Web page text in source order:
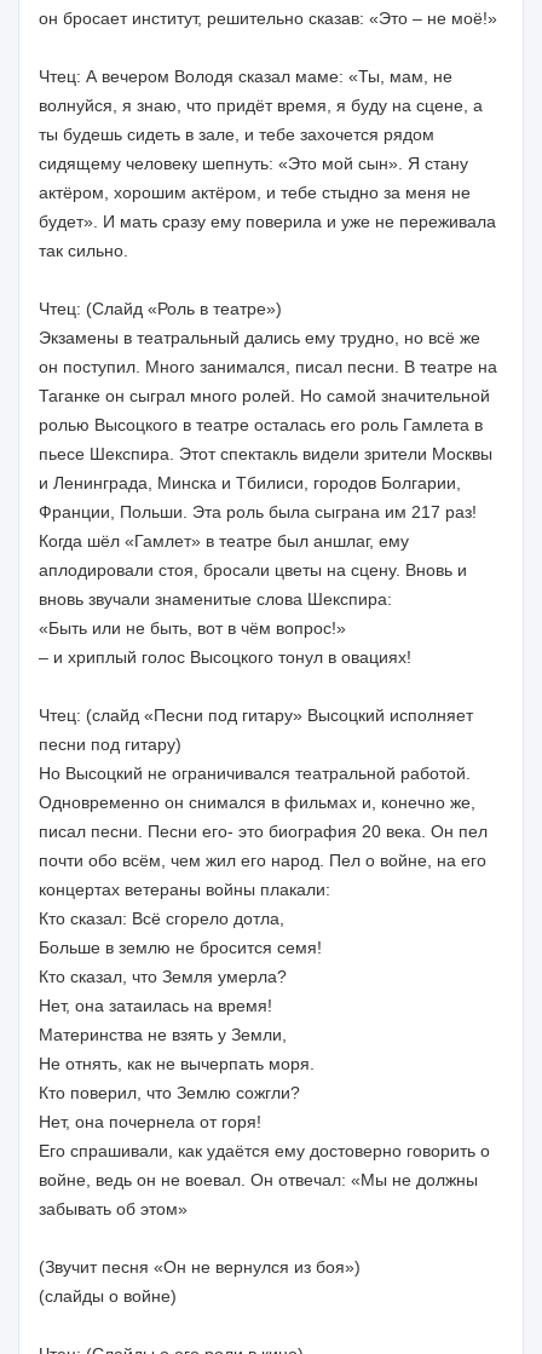
он бросает институт, решительно сказав: «Это – не моё!»
Чтец: А вечером Володя сказал маме: «Ты, мам, не
волнуйся, я знаю, что придёт время, я буду на сцене, а
ты будешь сидеть в зале, и тебе захочется рядом
сидящему человеку шепнуть: «Это мой сын». Я стану
актёром, хорошим актёром, и тебе стыдно за меня не
будет». И мать сразу ему поверила и уже не переживала
так сильно.
Чтец: (Слайд «Роль в театре»)
Экзамены в театральный дались ему трудно, но всё же
он поступил. Много занимался, писал песни. В театре на
Таганке он сыграл много ролей. Но самой значительной
ролью Высоцкого в театре осталась его роль Гамлета в
пьесе Шекспира. Этот спектакль видели зрители Москвы
и Ленинграда, Минска и Тбилиси, городов Болгарии,
Франции, Польши. Эта роль была сыграна им 217 раз!
Когда шёл «Гамлет» в театре был аншлаг, ему
аплодировали стоя, бросали цветы на сцену. Вновь и
вновь звучали знаменитые слова Шекспира:
«Быть или не быть, вот в чём вопрос!»
– и хриплый голос Высоцкого тонул в овациях!
Чтец: (слайд «Песни под гитару» Высоцкий исполняет
песни под гитару)
Но Высоцкий не ограничивался театральной работой.
Одновременно он снимался в фильмах и, конечно же,
писал песни. Песни его- это биография 20 века. Он пел
почти обо всём, чем жил его народ. Пел о войне, на его
концертах ветераны войны плакали:
Кто сказал: Всё сгорело дотла,
Больше в землю не бросится семя!
Кто сказал, что Земля умерла?
Нет, она затаилась на время!
Материнства не взять у Земли,
Не отнять, как не вычерпать моря.
Кто поверил, что Землю сожгли?
Нет, она почернела от горя!
Его спрашивали, как удаётся ему достоверно говорить о
войне, ведь он не воевал. Он отвечал: «Мы не должны
забывать об этом»
(Звучит песня «Он не вернулся из боя»)
(слайды о войне)